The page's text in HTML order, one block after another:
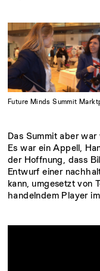
Future Minds Summit
Das Summit aber
Es war ein Appell,
der Hoffnung, dass
Entwurf einer
kann, umgesetzt von
handelndem Player